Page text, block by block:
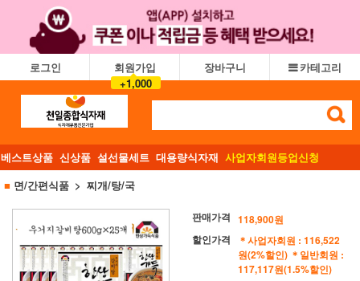
로그인
회원가입
+1,000
장바구니 카테고리
베스트상품 신상품 설선물세트 대용량식자재 사업자회원등업신청
■ 면/간편식품 찌개/탕/국
판매가격 118,900원
할인가격
＊사업자회원 : 116,522
원(2%할인) ＊일반회원 :
117,117원(1.5%할인)